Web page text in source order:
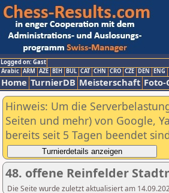
Logged on: Gast
Arabic ARM AZE BIH BUL CAT CHN CRO CZE DEN ENG
Home TurnierDB Meisterschaft Foto-
Hinweis: Um die
Seiten und mehr) von Google,
bereits seit 5 Tagen beendet
48. offene Reinfelder
Die Seite wurde zuletzt aktualisiert am